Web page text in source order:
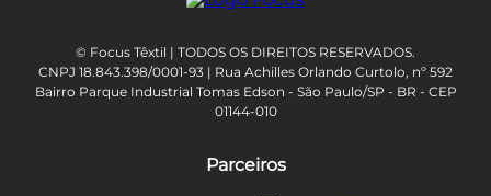
© Focus Têxtil | TODOS OS DIREITOS RESERVADOS.
CNPJ 18.843.398/0001-93 | Rua Achilles Orlando Curtolo, nº 592
Bairro Parque Industrial Tomas Edson - São Paulo/SP - BR - CEP
01144-010
Parceiros